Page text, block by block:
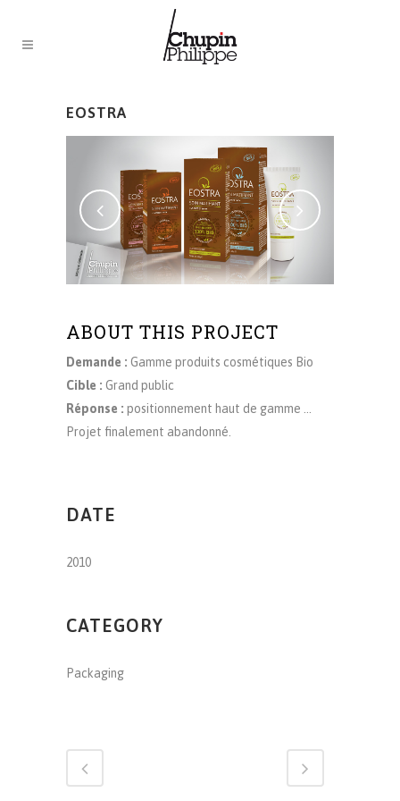
EOSTRA
ABOUT THIS PROJECT
Demande : Gamme produits cosmétiques Bio
Cible : Grand public
Réponse : positionnement haut de gamme …
Projet finalement abandonné.
DATE
2010
CATEGORY
Packaging